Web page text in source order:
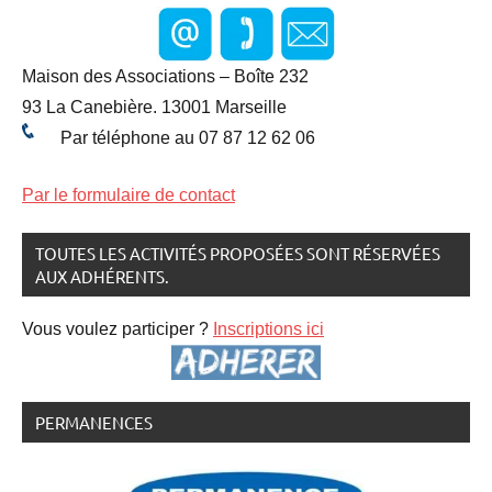
Maison des Associations – Boîte 232
93 La Canebière. 13001 Marseille
Par téléphone au 07 87 12 62 06
Par le formulaire de contact
TOUTES LES ACTIVITÉS PROPOSÉES SONT RÉSERVÉES
AUX ADHÉRENTS.
Vous voulez participer ? Inscriptions ici
PERMANENCES